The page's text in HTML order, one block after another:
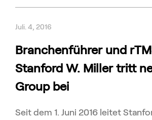
Juli. 4, 2016
Branchenführer und
Stanford W. Miller tritt
Group bei
Seit dem 1. Juni 2016 leitet